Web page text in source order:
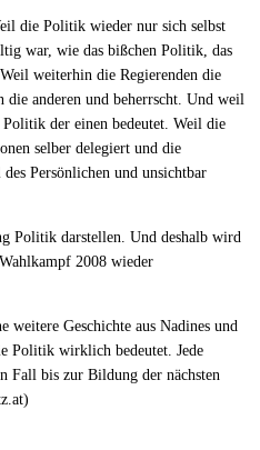
die Politik wieder nur sich selbst
war, wie das bißchen Politik, das
weiterhin die Regierenden die
die anderen und beherrscht. Und weil
Politik der einen bedeutet. Weil die
selber delegiert und die
Persönlichen und unsichtbar
Politik darstellen. Und deshalb wird
2008 wieder
weitere Geschichte aus Nadines und
Politik wirklich bedeutet. Jede
Fall bis zur Bildung der nächsten